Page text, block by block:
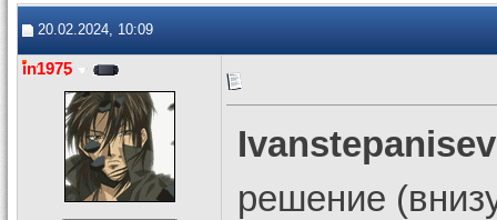
20.02.2024, 10:09
in1975
Ivanstepanisev
решение